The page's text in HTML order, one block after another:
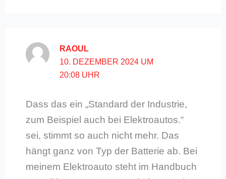
RAOUL
10. DEZEMBER 2024 UM
20:08 UHR
Dass das ein „Standard der Industrie,
zum Beispiel auch bei Elektroautos.“
sei, stimmt so auch nicht mehr. Das
hängt ganz von Typ der Batterie ab. Bei
meinem Elektroauto steht im Handbuch